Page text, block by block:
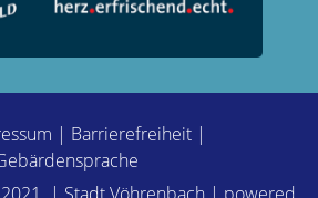
| Barrierefreiheit |
| Stadt Vöhrenbach | powered